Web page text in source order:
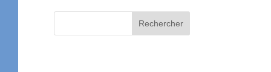
Rechercher